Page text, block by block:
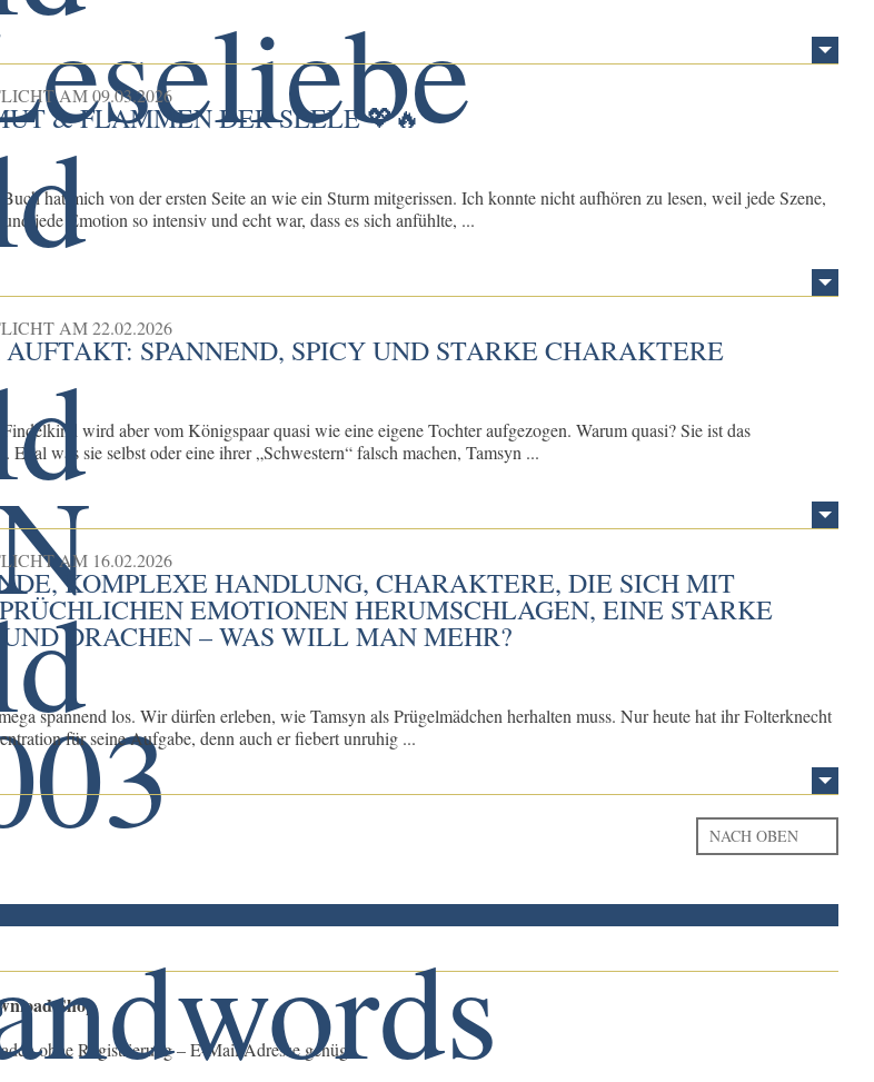
AM09.03.2026
& FLAMMEN DER SEELE 💖🔥
hat mich von der ersten Seite an wie ein Sturm mitgerissen. Ich konnte nicht aufhören zu lesen, weil jede Szene,
und jede Emotion so intensiv und echt war, dass es sich anfühlte, ...
AM22.02.2026
SPANNEND, SPICY UND STARKE CHARAKTERE
wird aber vom Königspaar quasi wie eine eigene Tochter aufgezogen. Warum quasi? Sie ist das
Egal was sie selbst oder eine ihrer „Schwestern“ falsch machen, Tamsyn ...
AM 16.02.2026
KOMPLEXE HANDLUNG, CHARAKTERE, DIE SICH MIT
EMOTIONEN HERUMSCHLAGEN, EINE STARKE
DRACHEN – WAS WILL MAN MEHR?
spannend los. Wir dürfen erleben, wie Tamsyn als Prügelmädchen herhalten muss. Nur heute hat ihr Folterknecht
für seine Aufgabe, denn auch er fiebert unruhig ...
NACH OBEN
Shop
ohne Registrierung – E-Mail Adresse genügt